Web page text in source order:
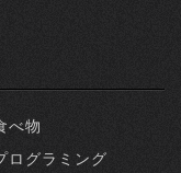
べ物
ログラミング